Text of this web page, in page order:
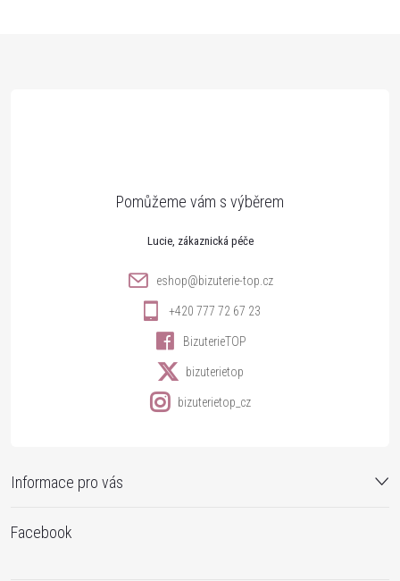
Informace pro vás
Lucie
eshop@bizuterie-top.cz
+420 777 72 67 23
BizuterieTOP
bizuterietop
bizuterietop_cz
Facebook